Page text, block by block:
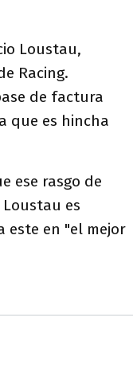
Loustau,
Racing.
de factura
que es hincha
ese rasgo de
es
este en "el mejor